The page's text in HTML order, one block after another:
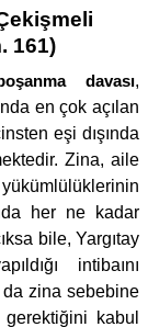
161)
davası,
en çok açılan
eşi dışında
Zina, aile
her ne kadar
bile, Yargıtay
intibaını
da zina sebebine
gerektiğini kabul